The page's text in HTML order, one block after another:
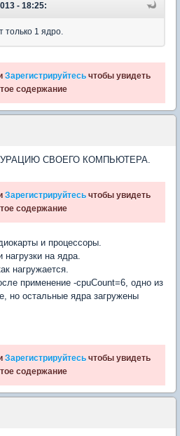
- 18:25:
только 1 ядро.
Зарегистрируйтесь чтобы увидеть
содержание
СВОЕГО КОМПЬЮТЕРА.
Зарегистрируйтесь чтобы увидеть
содержание
и процессоры.
нагрузки на ядра.
нагружается.
применение -cpuCount=6, одно из
но остальные ядра загружены
Зарегистрируйтесь чтобы увидеть
содержание